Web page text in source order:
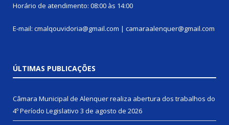
Horário de atendimento: 08:00 às 14:00
E-mail: cmalqouvidoria@gmail.com | camaraalenquer@gmail.com
ÚLTIMAS PUBLICAÇÕES
Câmara Municipal de Alenquer realiza abertura dos trabalhos do
4º Período Legislativo 3 de agosto de 2026